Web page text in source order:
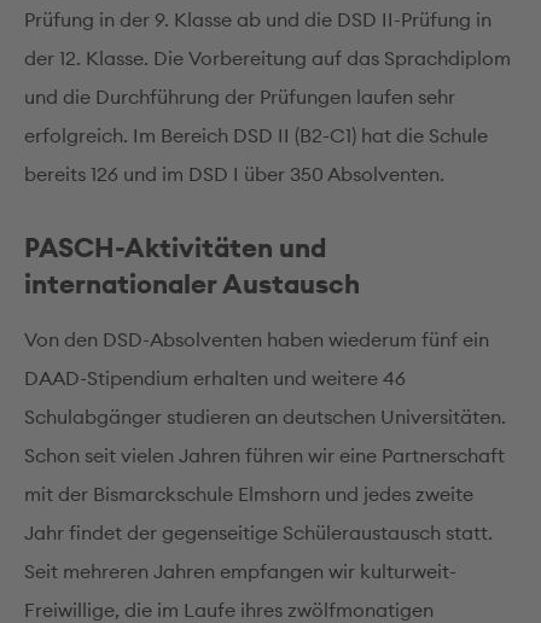
Prüfung in der 9. Klasse ab und die DSD II-Prüfung in
der 12. Klasse. Die Vorbereitung auf das Sprachdiplom
und die Durchführung der Prüfungen laufen sehr
erfolgreich. Im Bereich DSD II (B2-C1) hat die Schule
bereits 126 und im DSD I über 350 Absolventen.
PASCH-Aktivitäten und
internationaler Austausch
Von den DSD-Absolventen haben wiederum fünf ein
DAAD-Stipendium erhalten und weitere 46
Schulabgänger studieren an deutschen Universitäten.
Schon seit vielen Jahren führen wir eine Partnerschaft
mit der Bismarckschule Elmshorn und jedes zweite
Jahr findet der gegenseitige Schüleraustausch statt.
Seit mehreren Jahren empfangen wir kulturweit-
Freiwillige, die im Laufe ihres zwölfmonatigen